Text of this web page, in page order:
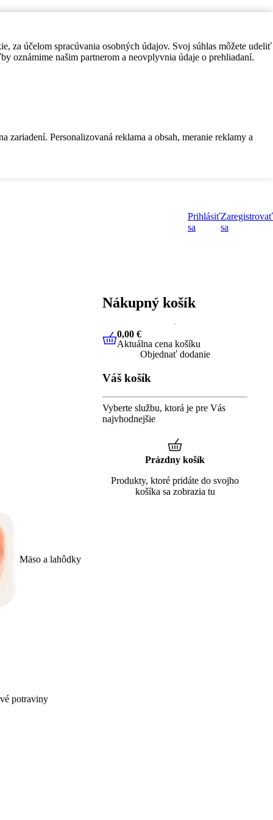
za účelom spracúvania osobných údajov. Svoj súhlas môžete udeliť
oznámime našim partnerom a neovplyvnia údaje o prehliadaní.
Personalizovaná reklama a obsah, meranie reklamy a
Prihlásiť
sa
Zaregistrovať
sa
Mäso a lahôdky
potraviny
Nákupný košík
0,00 €Aktuálna cena košíku
0,00 €
Aktuálna cena košíku
Objednať dodanie
Váš košík
Vyberte službu, ktorá je pre Vás
najvhodnejšie
Prázdny košík
Produkty, ktoré pridáte do svojho
košíka sa zobrazia tu